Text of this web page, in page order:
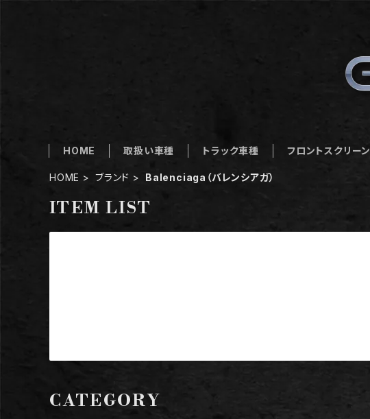
HOME 取扱い車種 トラック車種 フロントスクリーン
HOME ブランド Balenciaga（バレンシアガ）
ITEM LIST
CATEGORY